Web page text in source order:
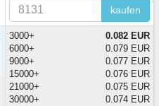
kaufen
3000+
0.082 EUR
6000+
0.079 EUR
9000+
0.077 EUR
15000+
0.076 EUR
21000+
0.075 EUR
30000+
0.074 EUR